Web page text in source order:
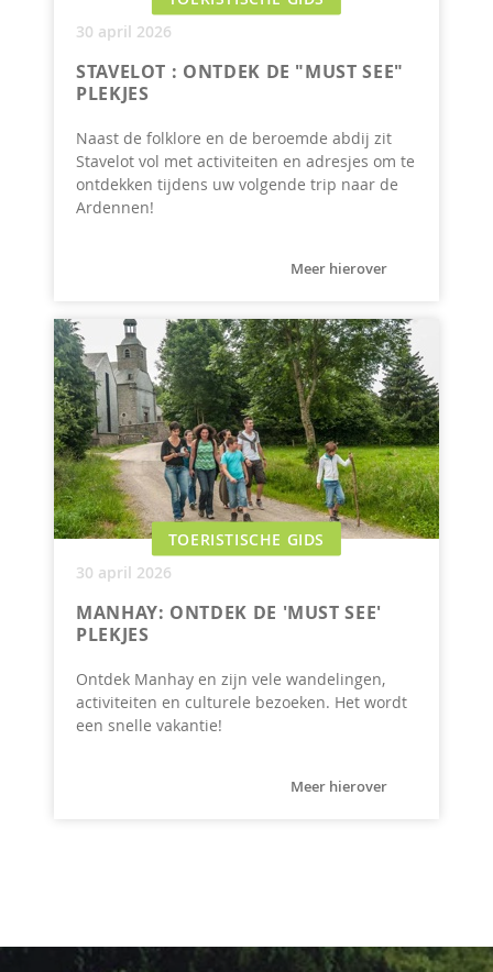
30 april 2026
STAVELOT : ONTDEK DE "MUST SEE"
PLEKJES
Naast de folklore en de beroemde abdij zit
Stavelot vol met activiteiten en adresjes om te
ontdekken tijdens uw volgende trip naar de
Ardennen!
Meer hierover
TOERISTISCHE GIDS
30 april 2026
MANHAY: ONTDEK DE 'MUST SEE'
PLEKJES
Ontdek Manhay en zijn vele wandelingen,
activiteiten en culturele bezoeken. Het wordt
een snelle vakantie!
Meer hierover